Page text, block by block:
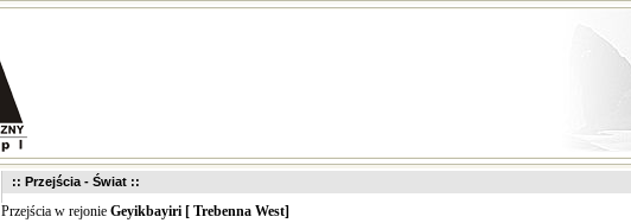
:: Przejścia - Świat ::
Przejścia w rejonie Geyikbayiri [ Trebenna West]